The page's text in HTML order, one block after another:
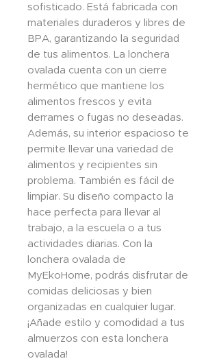
sofisticado. Está fabricada con
materiales duraderos y libres de
BPA, garantizando la seguridad
de tus alimentos. La lonchera
ovalada cuenta con un cierre
hermético que mantiene los
alimentos frescos y evita
derrames o fugas no deseadas.
Además, su interior espacioso te
permite llevar una variedad de
alimentos y recipientes sin
problema. También es fácil de
limpiar. Su diseño compacto la
hace perfecta para llevar al
trabajo, a la escuela o a tus
actividades diarias. Con la
lonchera ovalada de
MyEkoHome, podrás disfrutar de
comidas deliciosas y bien
organizadas en cualquier lugar.
¡Añade estilo y comodidad a tus
almuerzos con esta lonchera
ovalada!